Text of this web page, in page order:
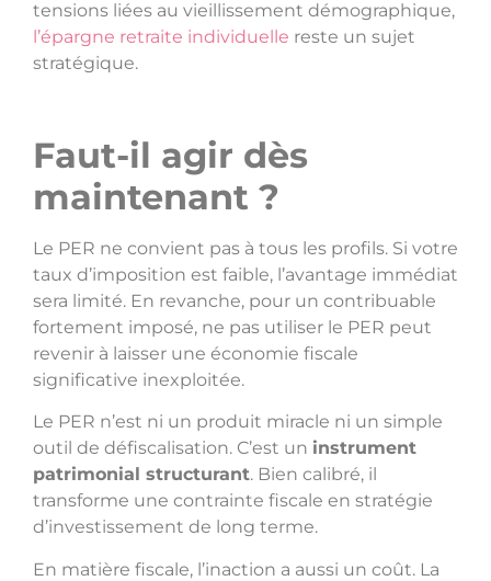
tensions liées au vieillissement démographique,
l’épargne retraite individuelle reste un sujet
stratégique.
Faut-il agir dès
maintenant ?
Le PER ne convient pas à tous les profils. Si votre
taux d’imposition est faible, l’avantage immédiat
sera limité. En revanche, pour un contribuable
fortement imposé, ne pas utiliser le PER peut
revenir à laisser une économie fiscale
significative inexploitéе.
Le PER n’est ni un produit miracle ni un simple
outil de défiscalisation. C’est un instrument
patrimonial structurant. Bien calibré, il
transforme une contrainte fiscale en stratégie
d’investissement de long terme.
En matière fiscale, l’inaction a aussi un coût. La